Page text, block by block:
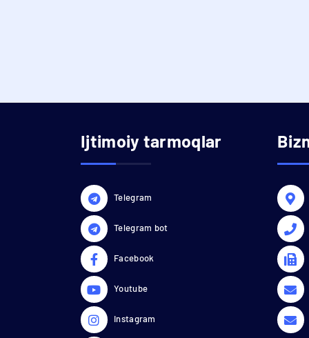
Ijtimoiy tarmoqlar
Telegram
Telegram bot
Facebook
Youtube
Instagram